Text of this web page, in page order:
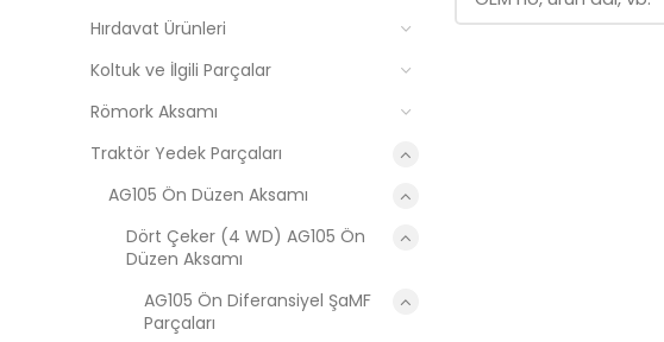
Hırdavat Ürünleri
Koltuk ve İlgili Parçalar
Römork Aksamı
Traktör Yedek Parçaları
AG105 Ön Düzen Aksamı
Dört Çeker (4 WD) AG105 Ön
Düzen Aksamı
AG105 Ön Diferansiyel ŞaMF
Parçaları